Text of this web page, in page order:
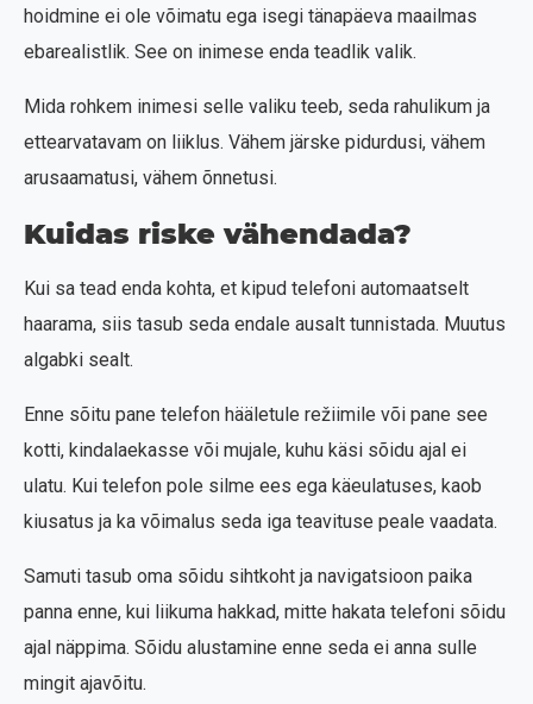
hoidmine ei ole võimatu ega isegi tänapäeva maailmas
ebarealistlik. See on inimese enda teadlik valik.
Mida rohkem inimesi selle valiku teeb, seda rahulikum ja
ettearvatavam on liiklus. Vähem järske pidurdusi, vähem
arusaamatusi, vähem õnnetusi.
Kuidas riske vähendada?
Kui sa tead enda kohta, et kipud telefoni automaatselt
haarama, siis tasub seda endale ausalt tunnistada. Muutus
algabki sealt.
Enne sõitu pane telefon hääletule režiimile või pane see
kotti, kindalaekasse või mujale, kuhu käsi sõidu ajal ei
ulatu. Kui telefon pole silme ees ega käeulatuses, kaob
kiusatus ja ka võimalus seda iga teavituse peale vaadata.
Samuti tasub oma sõidu sihtkoht ja navigatsioon paika
panna enne, kui liikuma hakkad, mitte hakata telefoni sõidu
ajal näppima. Sõidu alustamine enne seda ei anna sulle
mingit ajavõitu.